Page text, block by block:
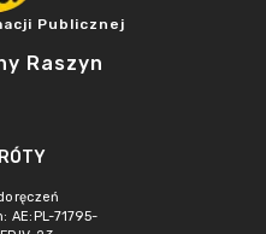
Publicznej
Raszyn
AE:PL-71795-